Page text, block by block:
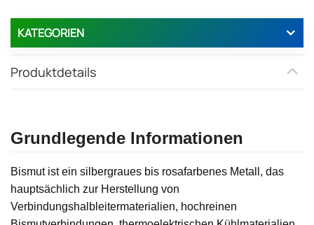
KATEGORIEN
Produktdetails
Grundlegende Informationen
Bismut ist ein silbergraues bis rosafarbenes Metall, das
hauptsächlich zur Herstellung von
Verbindungshalbleitermaterialien, hochreinen